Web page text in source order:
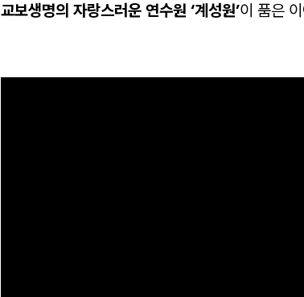
교보생명의 자랑스러운 연수원 ‘계성원’이 품은